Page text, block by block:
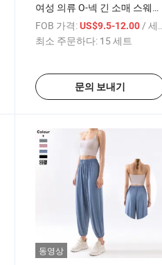
여성 의류 O-넥 긴 소매 스웨트
셔츠와 스웨트팬츠 매칭 가을
2022 피트니스 웨어 포켓 포함
FOB 가격: US$9.5-12.00/ 세트
최소 주문하다: 15 세트
문의 보내기
동영상